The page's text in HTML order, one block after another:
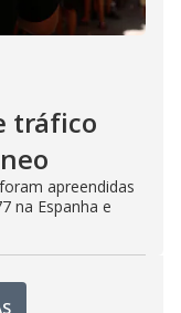
tráfico
apreendidas
na Espanha e